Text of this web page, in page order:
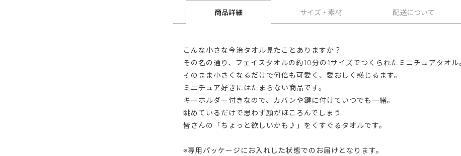
商品詳細 サイズ・素材 配送について
こんな小さな今治タオル見たことありますか？
その名の通り、フェイスタオルの約10分の1サイズでつくられたミニチュアタオル
そのまま小さくなるだけで何倍も可愛く、愛おしく感じるます。
ミニチュア好きにはたまらない商品です。
キーホルダー付きなので、カバンや鍵に付けていつでも一緒。
眺めているだけで思わず顔がほころんでしまう
皆さんの「ちょっと欲しいかも♪」をくすぐるタオルです。
※専用パッケージにお入れした状態でのお届けとなります。